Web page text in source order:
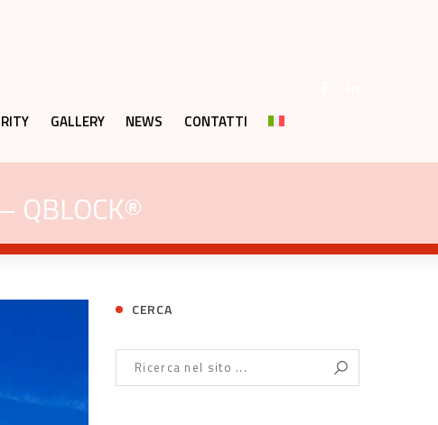
GALLERY NEWS CONTATTI
QBLOCK®
CERCA